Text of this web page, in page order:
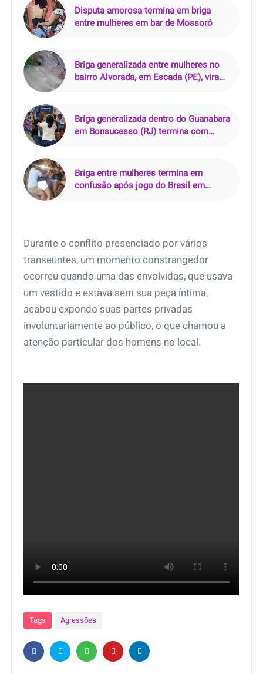
Disputa amorosa termina em briga
entre mulheres em bar de Mossoró
Briga generalizada entre mulheres no
bairro Alvorada, em Escada (PE), vira
Briga generalizada dentro do Guanabara
em Bonsucesso (RJ) termina com
Briga entre mulheres termina em
confusão após jogo do Brasil em
Durante o conflito presenciado por vários
transeuntes, um momento constrangedor
ocorreu quando uma das envolvidas, que usava
um vestido e estava sem sua peça íntima,
acabou expondo suas partes privadas
involuntariamente ao público, o que chamou a
atenção particular dos homens no local.
Tags Agressões